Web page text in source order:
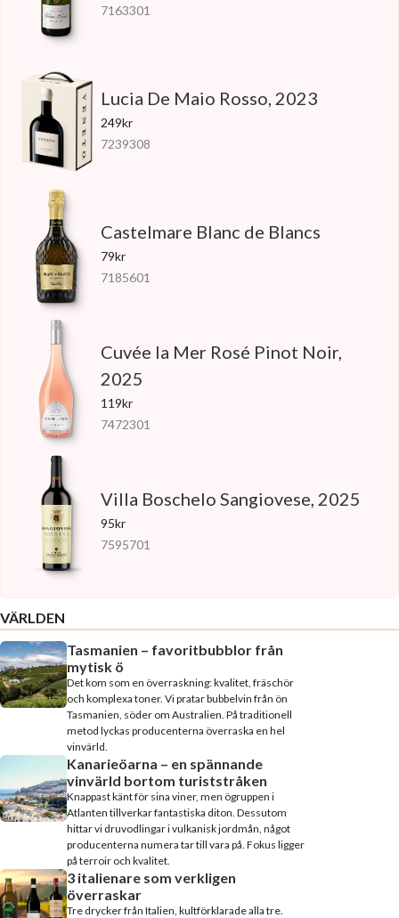
7163301
Lucia De Maio Rosso, 2023
249kr
7239308
Castelmare Blanc de Blancs
79kr
7185601
Cuvée la Mer Rosé Pinot Noir,
2025
119kr
7472301
Villa Boschelo Sangiovese, 2025
95kr
7595701
VÄRLDEN
Tasmanien – favoritbubblor från
mytisk ö
Det kom som en överraskning: kvalitet, fräschör
och komplexa toner. Vi pratar bubbelvin från ön
Tasmanien, söder om Australien. På traditionell
metod lyckas producenterna överraska en hel
vinvärld.
Kanarieöarna – en spännande
vinvärld bortom turiststråken
Knappast känt för sina viner, men ögruppen i
Atlanten tillverkar fantastiska diton. Dessutom
hittar vi druvodlingar i vulkanisk jordmån, något
producenterna numera tar till vara på. Fokus ligger
på terroir och kvalitet.
3 italienare som verkligen
överraskar
Tre drycker från Italien, kultförklarade alla tre.